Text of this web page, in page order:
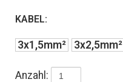
KABEL:
3x1,5mm² 3x2,5mm²
Anzahl: